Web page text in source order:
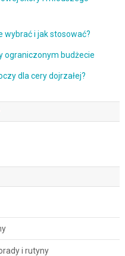
wybrać i jak stosować?
ograniczonym budżecie
dla cery dojrzałej?
i rutyny